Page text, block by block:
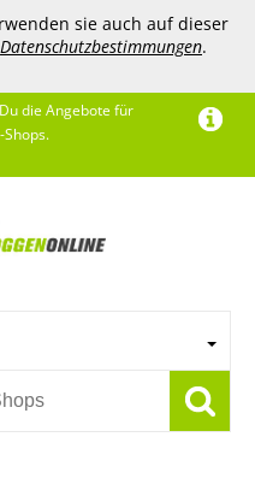
sie auch auf dieser
Datenschutzbestimmungen.
die Angebote für